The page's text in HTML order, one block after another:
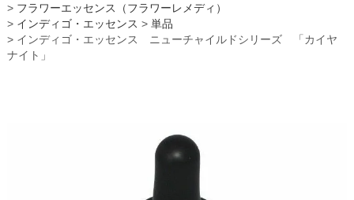
フラワーエッセンス（フラワーレメディ）
インディゴ・エッセンス
単品
インディゴ・エッセンス ニューチャイルドシリーズ 「カイヤ
ナイト」